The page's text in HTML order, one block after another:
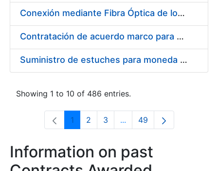
Conexión mediante Fibra Óptica de los Centros de Proceso de Datos (CPDs) de las sedes de la FNMT-RCM de Burgos y Madrid
Contratación de acuerdo marco para el Suministro de Material de Electricidad para la Fábrica Nacional de Moneda y Timbre-Real Casa de la Moneda en su centro de trabajo de Burgos
Suministro de estuches para moneda de 30 €
Showing 1 to 10 of 486 entries.
Page
1 Page
2 Page
3 ...Intermediate Pages Use
Page
49
Information on past